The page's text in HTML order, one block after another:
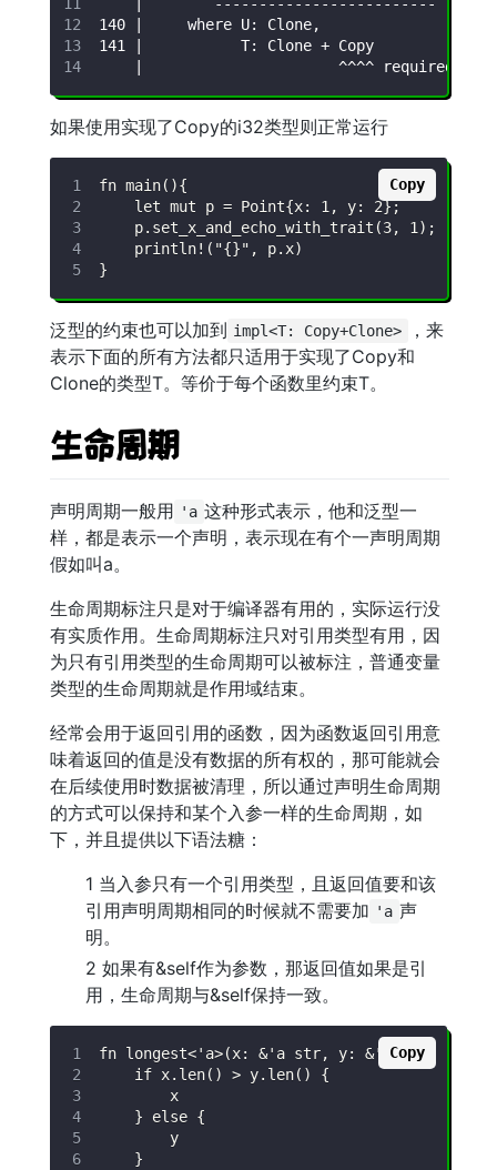
141 |           T: Clone + Copy
如果使用实现了Copy的i32类型则正常运行
    let mut p = Point{x: 1, y: 2};
Copy
泛型的约束也可以加到 impl<T: Copy+Clone>
，来
表示下面的所有方法都只适用于实现了Copy和
Clone的类型T。等价于每个函数里约束T。
生命周期
声明周期一般用 'a 这种形式表示，他和泛型一
样，都是表示一个声明，表示现在有个一声明周期
假如叫a。
生命周期标注只是对于编译器有用的，实际运行没
有实质作用。生命周期标注只对引用类型有用，因
为只有引用类型的生命周期可以被标注，普通变量
类型的生命周期就是作用域结束。
经常会用于返回引用的函数，因为函数返回引用意
味着返回的值是没有数据的所有权的，那可能就会
在后续使用时数据被清理，所以通过声明生命周期
的方式可以保持和某个入参一样的生命周期，如
下，并且提供以下语法糖：
1 当入参只有一个引用类型，且返回值要和该
引用声明周期相同的时候就不需要加 'a 声
明。
2 如果有&self作为参数，那返回值如果是引
用，生命周期与&self保持一致。
        x
        y
Copy